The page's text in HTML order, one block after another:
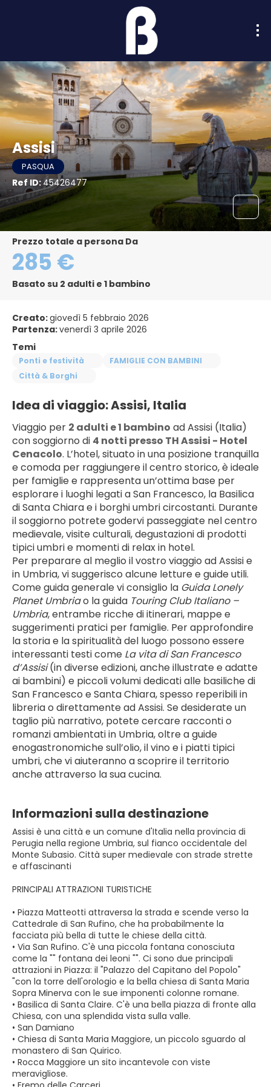
Assisi
PASQUA
Ref ID:45426477
Prezzo totale a persona Da
285 €
Basato su 2 adulti e 1 bambino
Creato:giovedì 5 febbraio 2026
Partenza:venerdì 3 aprile 2026
Temi
Ponti e festività
FAMIGLIE CON BAMBINI
Città & Borghi
Idea di viaggio: Assisi, Italia
Viaggio per 2 adulti e 1 bambino ad Assisi (Italia)
con soggiorno di 4 notti presso TH Assisi - Hotel
Cenacolo. L’hotel, situato in una posizione tranquilla
e comoda per raggiungere il centro storico, è ideale
per famiglie e rappresenta un’ottima base per
esplorare i luoghi legati a San Francesco, la Basilica
di Santa Chiara e i borghi umbri circostanti. Durante
il soggiorno potrete godervi passeggiate nel centro
medievale, visite culturali, degustazioni di prodotti
tipici umbri e momenti di relax in hotel.
Per preparare al meglio il vostro viaggio ad Assisi e
in Umbria, vi suggerisco alcune letture e guide utili.
Come guida generale vi consiglio la Guida Lonely
Planet Umbria o la guida Touring Club Italiano –
Umbria, entrambe ricche di itinerari, mappe e
suggerimenti pratici per famiglie. Per approfondire
la storia e la spiritualità del luogo possono essere
interessanti testi come La vita di San Francesco
d’Assisi (in diverse edizioni, anche illustrate e adatte
ai bambini) e piccoli volumi dedicati alle basiliche di
San Francesco e Santa Chiara, spesso reperibili in
libreria o direttamente ad Assisi. Se desiderate un
taglio più narrativo, potete cercare racconti o
romanzi ambientati in Umbria, oltre a guide
enogastronomiche sull’olio, il vino e i piatti tipici
umbri, che vi aiuteranno a scoprire il territorio
anche attraverso la sua cucina.
Informazioni sulla destinazione
Assisi è una città e un comune d'Italia nella provincia di
Perugia nella regione Umbria, sul fianco occidentale del
Monte Subasio. Città super medievale con strade strette
e affascinanti
PRINCIPALI ATTRAZIONI TURISTICHE
• Piazza Matteotti attraversa la strada e scende verso la
Cattedrale di San Rufino, che ha probabilmente la
facciata più bella di tutte le chiese della città.
• Via San Rufino. C'è una piccola fontana conosciuta
come la "" fontana dei leoni "". Ci sono due principali
attrazioni in Piazza: il "Palazzo del Capitano del Popolo"
"con la torre dell'orologio e la bella chiesa di Santa Maria
Sopra Minerva con le sue imponenti colonne romane.
• Basilica di Santa Claire. C'è una bella piazza di fronte alla
Chiesa, con una splendida vista sulla valle.
• San Damiano
• Chiesa di Santa Maria Maggiore, un piccolo sguardo al
monastero di San Quirico.
• Rocca Maggiore un sito incantevole con viste
meravigliose.